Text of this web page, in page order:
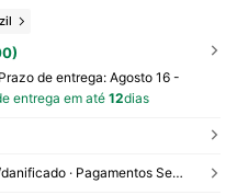
Prazo de entrega: Agosto 16 -
entrega em até 12dias
Reenviar se o item estiver perdido/danificado · Pagamentos Seguros · Proteção de privacidade